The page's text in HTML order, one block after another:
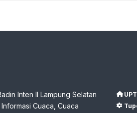
Inten II Lampung Selatan
Cuaca, Cuaca
UPT